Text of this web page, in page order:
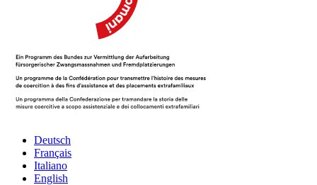
Deutsch
Français
Italiano
English